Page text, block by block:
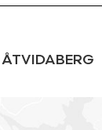
ÅTVIDABERG